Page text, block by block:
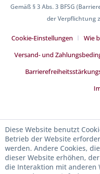
Gemäß § 3 Abs. 3 BFSG
der Verpflichtung
Cookie-Einstellungen Wie
Versand- und
Diese Website benutzt
Betrieb der Website
werden. Andere Cookies,
dieser Website erhöhen,
die Interaktion mit anderen